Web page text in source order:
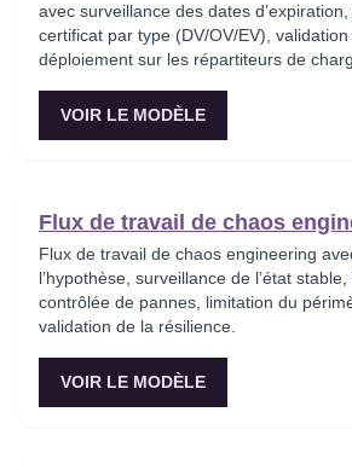
avec surveillance des dates
certificat par type (DV/OV/EV), validation
déploiement sur les répartiteurs de
VOIR LE MODÈLE
Flux de travail de chaos
Flux de travail de chaos engineering
l’hypothèse, surveillance de l’état
contrôlée de pannes, limitation du
validation de la résilience.
VOIR LE MODÈLE